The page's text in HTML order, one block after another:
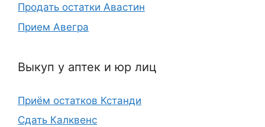
Продать остатки Авастин
Прием Авегра
Выкуп у аптек и юр лиц
Приём остатков Кстанди
Сдать Калквенс